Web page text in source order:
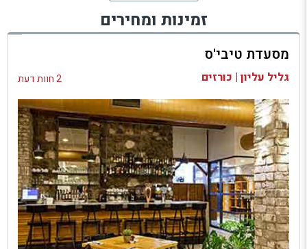
זמינות ומחירים
מסעדת טיבי'ס
גליל עליון | כורזים 2 חוות דעת